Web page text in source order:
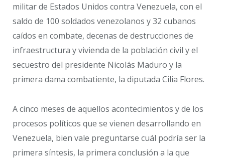
militar de Estados Unidos contra Venezuela, con el
saldo de 100 soldados venezolanos y 32 cubanos
caídos en combate, decenas de destrucciones de
infraestructura y vivienda de la población civil y el
secuestro del presidente Nicolás Maduro y la
primera dama combatiente, la diputada Cilia Flores.
A cinco meses de aquellos acontecimientos y de los
procesos políticos que se vienen desarrollando en
Venezuela, bien vale preguntarse cuál podría ser la
primera síntesis, la primera conclusión a la que